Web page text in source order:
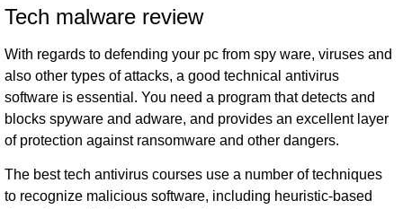
Tech malware review
With regards to defending your pc from spy ware, viruses and
also other types of attacks, a good technical antivirus
software is essential. You need a program that detects and
blocks spyware and adware, and provides an excellent layer
of protection against ransomware and other dangers.
The best tech antivirus courses use a number of techniques
to recognize malicious software, including heuristic-based